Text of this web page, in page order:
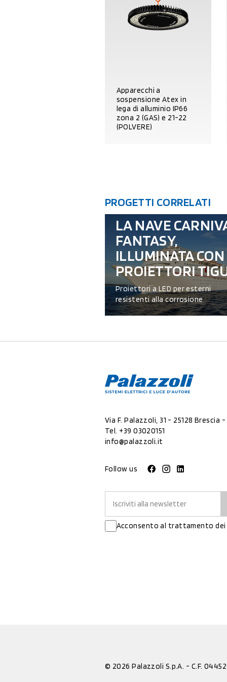
Apparecchi a
sospensione Atex in
lega di alluminio IP66
zona 2 (GAS) e 21-22
(POLVERE)
PROGETTI CORRELATI
LA NAVE
FANTASY,
ILLUMINATA CON
PROIETTORI
Proiettori a LED per esterni
resistenti alla corrosione
Via F. Palazzoli, 31 - 25128 Brescia
Tel. +39 03020151
info@palazzoli.it
Follow us
Acconsento al trattamento
© 2026 Palazzoli S.p.A. - C.F.